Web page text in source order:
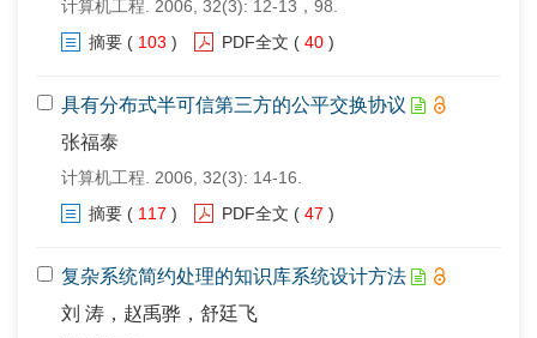
计算机工程. 2006, 32(3): 12-13，98.
摘要 ( 103 ) PDF全文 ( 40 )
具有分布式半可信第三方的公平交换协议
张福泰
计算机工程. 2006, 32(3): 14-16.
摘要 ( 117 ) PDF全文 ( 47 )
复杂系统简约处理的知识库系统设计方法
刘 涛，赵禹骅，舒廷飞